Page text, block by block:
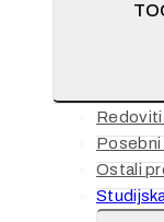
Posebni
Ostali